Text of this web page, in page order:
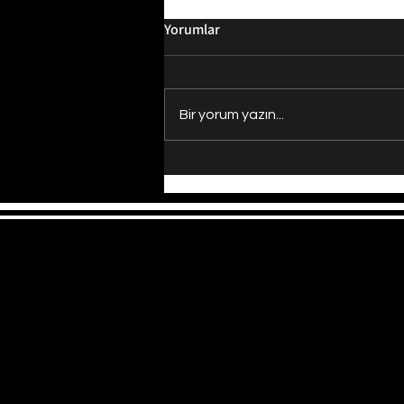
Evrenin Merkezi Nerede?
Yorumlar
Bir yorum yazın...